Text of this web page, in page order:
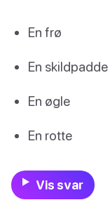
En frø
En skildpadde
En øgle
En rotte
Vis svar